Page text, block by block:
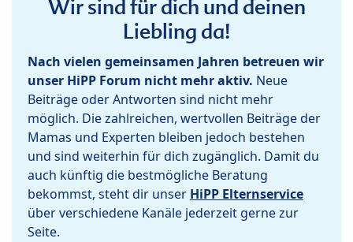
Wir sind für dich und deinen
Liebling da!
Nach vielen gemeinsamen Jahren betreuen wir
unser HiPP Forum nicht mehr aktiv. Neue
Beiträge oder Antworten sind nicht mehr
möglich. Die zahlreichen, wertvollen Beiträge der
Mamas und Experten bleiben jedoch bestehen
und sind weiterhin für dich zugänglich. Damit du
auch künftig die bestmögliche Beratung
bekommst, steht dir unser HiPP Elternservice
über verschiedene Kanäle jederzeit gerne zur
Seite.